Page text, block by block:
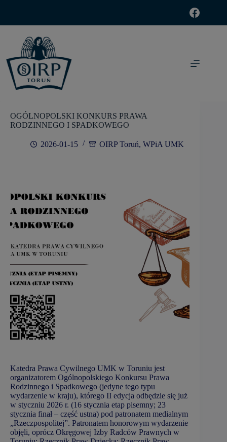
OGÓLNOPOLSKI KONKURS PRAWA
RODZINNEGO I SPADKOWEGO
2026-01-15 OIRP Toruń, WPiA UMK
Katedra Prawa Cywilnego UMK w Toruniu jest
organizatorem Ogólnopolskiego Konkursu Prawa
Rodzinnego i Spadkowego (jedyne tego typu
wydarzenie w kraju), którego II edycja odbędzie się już
w styczniu 2026 r. (16 stycznia etap pisemny; 23
stycznia finał – część ustna) pod patronatem medialnym
„Rzeczpospolitej”. Patronatem honorowym wydarzenie
objęli, oprócz Okręgowej Izby Radców Prawnych w